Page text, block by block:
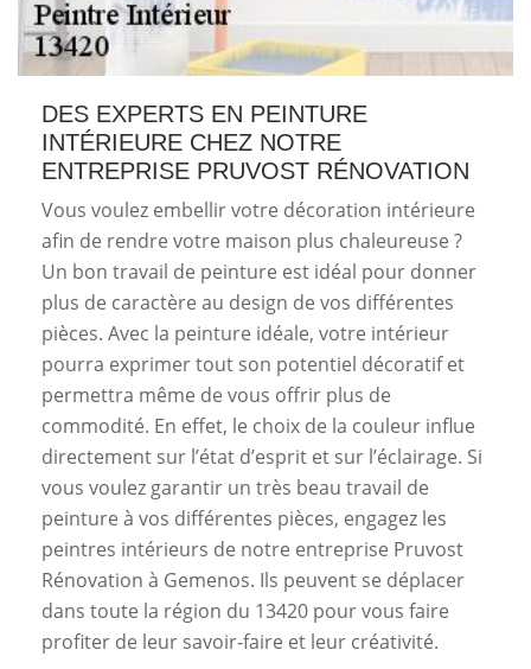
DES EXPERTS EN PEINTURE
INTÉRIEURE CHEZ NOTRE
ENTREPRISE PRUVOST RÉNOVATION
Vous voulez embellir votre décoration intérieure
afin de rendre votre maison plus chaleureuse ?
Un bon travail de peinture est idéal pour donner
plus de caractère au design de vos différentes
pièces. Avec la peinture idéale, votre intérieur
pourra exprimer tout son potentiel décoratif et
permettra même de vous offrir plus de
commodité. En effet, le choix de la couleur influe
directement sur l’état d’esprit et sur l’éclairage. Si
vous voulez garantir un très beau travail de
peinture à vos différentes pièces, engagez les
peintres intérieurs de notre entreprise Pruvost
Rénovation à Gemenos. Ils peuvent se déplacer
dans toute la région du 13420 pour vous faire
profiter de leur savoir-faire et leur créativité.